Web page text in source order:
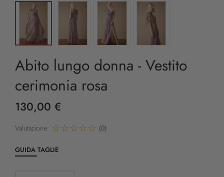
Abito lungo donna - Vestito
cerimonia rosa
130,00 €
Valutazione: (0)
GUIDA TAGLIE